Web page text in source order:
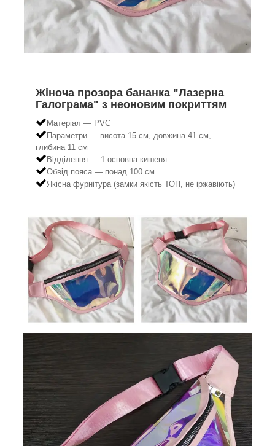
Жіноча прозора бананка "Лазерна
Галограма" з неоновим покриттям
Матеріал — PVC
Параметри — висота 15 см, довжина 41 см,
глибина 11 см
Відділення — 1 основна кишеня
Обвід пояса — понад 100 см
Якісна фурнітура (замки якість ТОП, не іржавіють)